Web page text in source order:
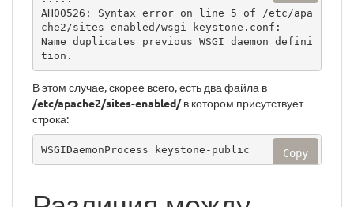
AH00526: Syntax error on line 5 of /etc/apa
che2/sites-enabled/wsgi-keystone.conf:
Name duplicates previous WSGI daemon defini
tion.
В этом случае, скорее всего, есть два файла в
/etc/apache2/sites-enabled/в котором присутствует
строка:
WSGIDaemonProcess keystone-public Copy